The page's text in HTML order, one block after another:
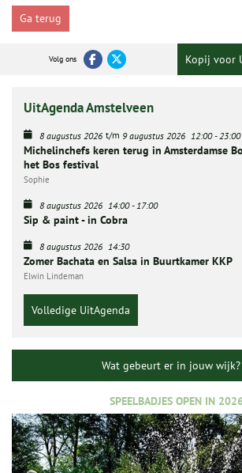
Ga terug
Volg ons Kopij voor
UitAgenda Amstelveen
8 augustus 2026 t/m 9 augustus 2026 12:00-23:00
Michelinchefs keren terug in Amsterdamse
het Bos festival
Sophie
8 augustus 2026 14:00-17:00
Sip & paint - in Cobra
8 augustus 2026 14:30
Zomer Bachata en Salsa in Buurtkamer KKP
Elwin Lindeman
Volledige UitAgenda
Wat gebeurt er in jouw wijk?
SPEELBADJES OPEN IN 2026